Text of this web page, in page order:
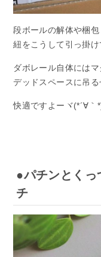
段ボールの解体や梱
紐をこうして引っ掛け
ダボレール自体には
デッドスペースに吊
快適ですよーヾ(*´∀｀
●パチンとくっ
チ